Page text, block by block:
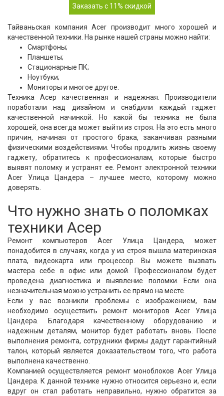
Заказать с 11% скидкой
Тайваньская компания Acer производит много хорошей и
качественной техники. На рынке нашей страны можно найти:
Смартфоны;
Планшеты;
Стационарные ПК;
Ноутбуки;
Мониторы и многое другое.
Техника Асер качественная и надежная. Производители
поработали над дизайном и снабдили каждый гаджет
качественной начинкой. Но какой бы техника не была
хорошей, она всегда может выйти из строя. На это есть много
причин, начиная от простого брака, заканчивая разными
физическими воздействиями. Чтобы продлить жизнь своему
гаджету, обратитесь к профессионалам, которые быстро
выявят поломку и устранят ее. Ремонт электронной техники
Acer Улица Цандера – лучшее место, которому можно
доверять.
Что нужно знать о поломках
техники Асер
Ремонт компьютеров Acer Улица Цандера, может
понадобится в случаях, когда у из строя вышла материнская
плата, видеокарта или процессор. Вы можете вызвать
мастера себе в офис или домой. Профессионалом будет
проведена диагностика и выявление поломки. Если она
незначительная можно устранить ее прямо на месте.
Если у вас возникли проблемы с изображением, вам
необходимо осуществить ремонт мониторов Acer Улица
Цандера. Благодаря качественному оборудованию и
надежным деталям, монитор будет работать вновь. После
выполнения ремонта, сотрудники фирмы дадут гарантийный
талон, который является доказательством того, что работа
выполнена качественно.
Компанией осуществляется ремонт моноблоков Acer Улица
Цандера. К данной технике нужно относится серьезно и, если
вдруг он стал работать неправильно, нужно обратится за